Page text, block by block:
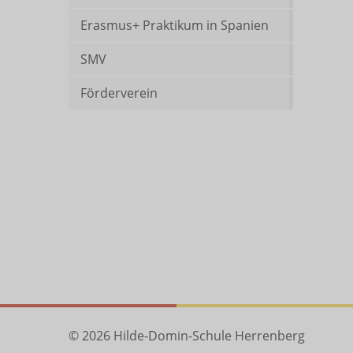
Erasmus+ Praktikum in Spanien
SMV
Förderverein
© 2026 Hilde-Domin-Schule Herrenberg